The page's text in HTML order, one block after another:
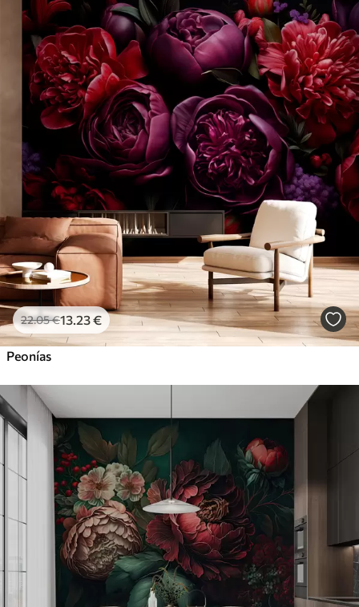
22.05€13 .23€
Peonías